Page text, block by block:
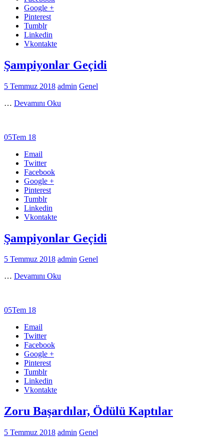
Google +
Pinterest
Tumblr
Linkedin
Vkontakte
Şampiyonlar Geçidi
5 Temmuz 2018 admin Genel
… Devamını Oku
05Tem 18
Email
Twitter
Facebook
Google +
Pinterest
Tumblr
Linkedin
Vkontakte
Şampiyonlar Geçidi
5 Temmuz 2018 admin Genel
… Devamını Oku
05Tem 18
Email
Twitter
Facebook
Google +
Pinterest
Tumblr
Linkedin
Vkontakte
Zoru Başardılar, Ödülü Kaptılar
5 Temmuz 2018 admin Genel